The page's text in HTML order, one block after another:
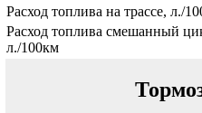
Расход топлива на трассе, л./
Расход топлива смешанный
л./100км